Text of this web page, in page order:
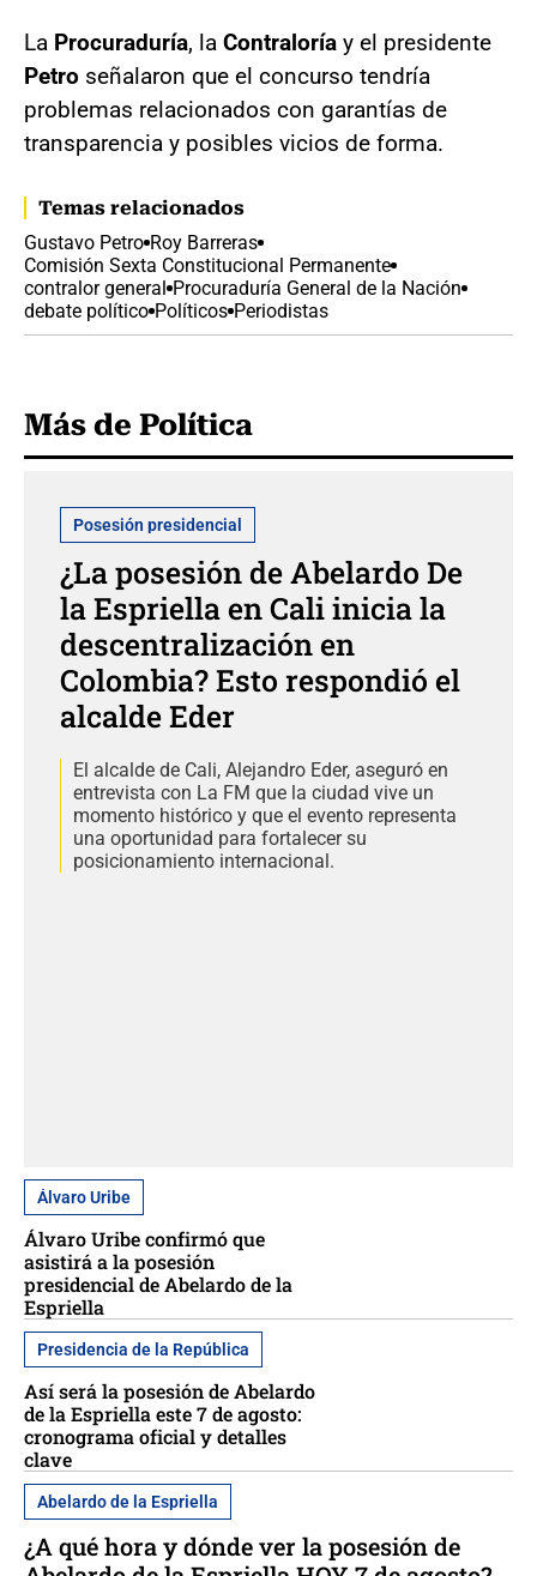
La Procuraduría, la Contraloría y el presidente
Petro señalaron que el concurso tendría
problemas relacionados con garantías de
transparencia y posibles vicios de forma.
Temas relacionados
Gustavo Petro Roy Barreras
Comisión Sexta Constitucional Permanente
contralor general Procuraduría General de la Nación
debate político Políticos Periodistas
Más de Política
Posesión presidencial
¿La posesión de Abelardo De
la Espriella en Cali inicia la
descentralización en
Colombia? Esto respondió el
alcalde Eder
El alcalde de Cali, Alejandro Eder, aseguró en
entrevista con La FM que la ciudad vive un
momento histórico y que el evento representa
una oportunidad para fortalecer su
posicionamiento internacional.
Álvaro Uribe
Álvaro Uribe confirmó que
asistirá a la posesión
presidencial de Abelardo de la
Espriella
Presidencia de la República
Así será la posesión de Abelardo
de la Espriella este 7 de agosto:
cronograma oficial y detalles
clave
Abelardo de la Espriella
¿A qué hora y dónde ver la posesión de